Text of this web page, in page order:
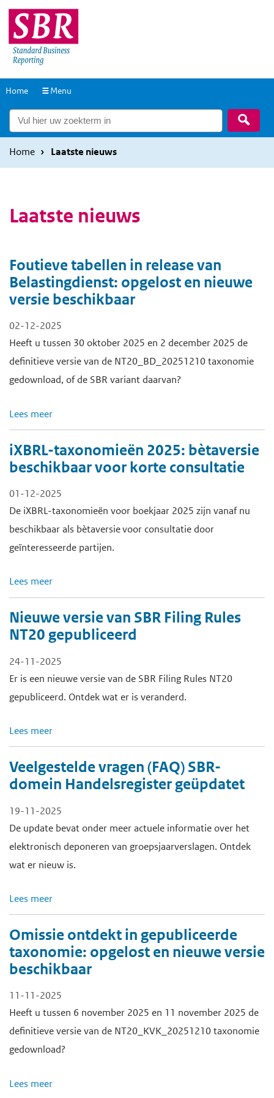
Overslaan
en
naar
inhoud
Overslaan
en
naar
hoofdnavigatie
Naar
homepage
Home Menu
Home Laatste nieuws
Laatste nieuws
Foutieve tabellen in release van
Belastingdienst: opgelost en nieuwe
versie beschikbaar
02-12-2025
Heeft u tussen 30 oktober 2025 en 2 december 2025 de
definitieve versie van de NT20_BD_20251210 taxonomie
gedownload, of de SBR variant daarvan?
Lees meer
iXBRL-taxonomieën 2025: bètaversie
beschikbaar voor korte consultatie
01-12-2025
De iXBRL-taxonomieën voor boekjaar 2025 zijn vanaf nu
beschikbaar als bètaversie voor consultatie door
geïnteresseerde partijen.
Lees meer
Nieuwe versie van SBR Filing Rules
NT20 gepubliceerd
24-11-2025
Er is een nieuwe versie van de SBR Filing Rules NT20
gepubliceerd. Ontdek wat er is veranderd.
Lees meer
Veelgestelde vragen (FAQ) SBR-
domein Handelsregister geüpdatet
19-11-2025
De update bevat onder meer actuele informatie over het
elektronisch deponeren van groepsjaarverslagen. Ontdek
wat er nieuw is.
Lees meer
Omissie ontdekt in gepubliceerde
taxonomie: opgelost en nieuwe versie
beschikbaar
11-11-2025
Heeft u tussen 6 november 2025 en 11 november 2025 de
definitieve versie van de NT20_KVK_20251210 taxonomie
gedownload?
Lees meer